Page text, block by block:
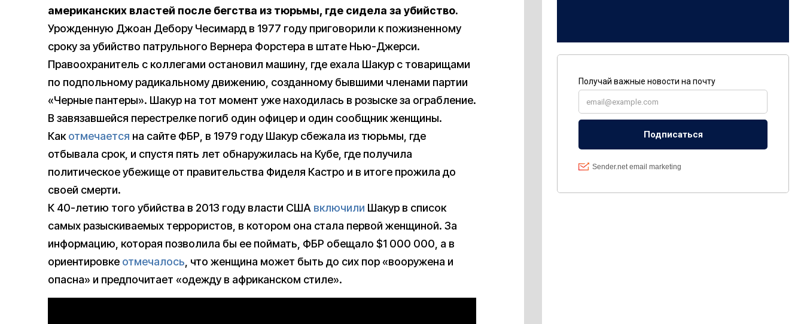
американских властей после бегства из тюрьмы, где сидела за убийство.
Урожденную Джоан Дебору Чесимард в 1977 году приговорили к пожизненному
сроку за убийство патрульного Вернера Форстера в штате Нью-Джерси.
Правоохранитель с коллегами остановил машину, где ехала Шакур с товарищами
по подпольному радикальному движению, созданному бывшими членами партии
«Черные пантеры». Шакур на тот момент уже находилась в розыске за ограбление.
В завязавшейся перестрелке погиб один офицер и один сообщник женщины.
Какотмечается на сайте ФБР, в 1979 году Шакур сбежала из тюрьмы, где
отбывала срок, и спустя пять лет обнаружилась на Кубе, где получила
политическое убежище от правительства Фиделя Кастро и в итоге прожила до
своей смерти.
К 40-летию того убийства в 2013 году власти США включили Шакур в список
самых разыскиваемых террористов, в котором она стала первой женщиной. За
информацию, которая позволила бы ее поймать, ФБР обещало $1 000 000, а в
ориентировке отмечалось, что женщина может быть до сих пор «вооружена и
опасна» и предпочитает «одежду в африканском стиле».